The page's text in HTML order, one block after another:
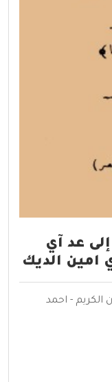
عد آي
امين الديك
الكريم - احمد